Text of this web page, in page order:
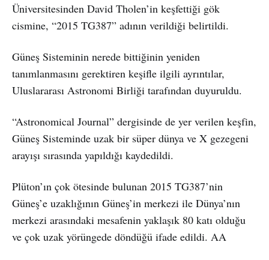
Üniversitesinden David Tholen’in keşfettiği gök
cismine, “2015 TG387” adının verildiği belirtildi.
Güneş Sisteminin nerede bittiğinin yeniden
tanımlanmasını gerektiren keşifle ilgili ayrıntılar,
Uluslararası Astronomi Birliği tarafından duyuruldu.
“Astronomical Journal” dergisinde de yer verilen keşfin,
Güneş Sisteminde uzak bir süper dünya ve X gezegeni
arayışı sırasında yapıldığı kaydedildi.
Plüton’ın çok ötesinde bulunan 2015 TG387’nin
Güneş’e uzaklığının Güneş’in merkezi ile Dünya’nın
merkezi arasındaki mesafenin yaklaşık 80 katı olduğu
ve çok uzak yörüngede döndüğü ifade edildi. AA